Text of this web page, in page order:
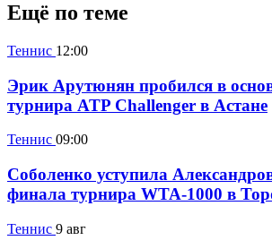
Ещё по теме
Теннис 12:00
Эрик Арутюнян пробился в
турнира ATP Challenger в Астане
Теннис 09:00
Соболенко уступила
финала турнира WTA-1000 в
Теннис 9 авг